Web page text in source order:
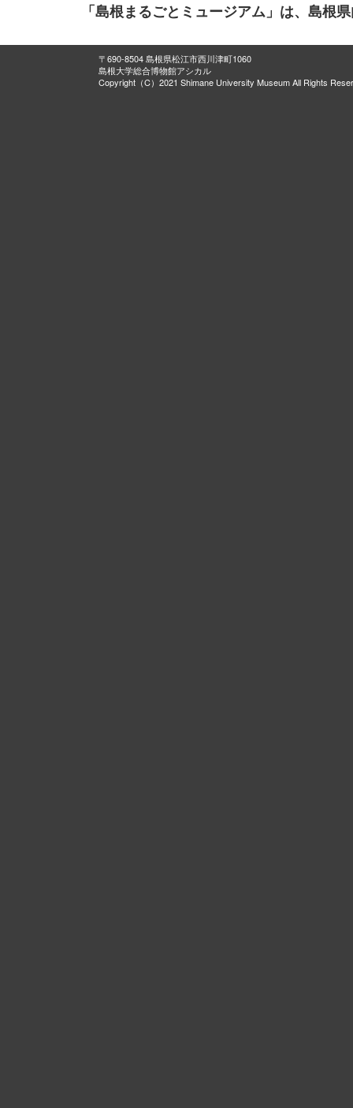
「島根まるごとミュージアム」は、島根
〒690-8504 島根県松江市西川津町1060
島根大学総合博物館アシカル
Copyright（C）2021 Shimane University Museum All Rights